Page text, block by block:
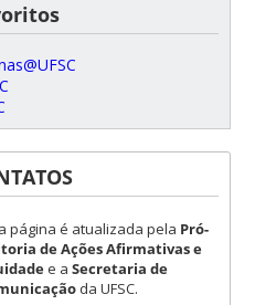
página é atualizada pela Pró-
de Ações Afirmativas e
e a Secretaria de
da UFSC.